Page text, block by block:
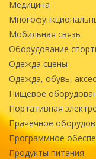
Медицина
Мобильная связь
Оборудование
Одежда сцены
Одежда, обувь,
Пищевое
Портативная
Прачечное
Программное
Продукты питания